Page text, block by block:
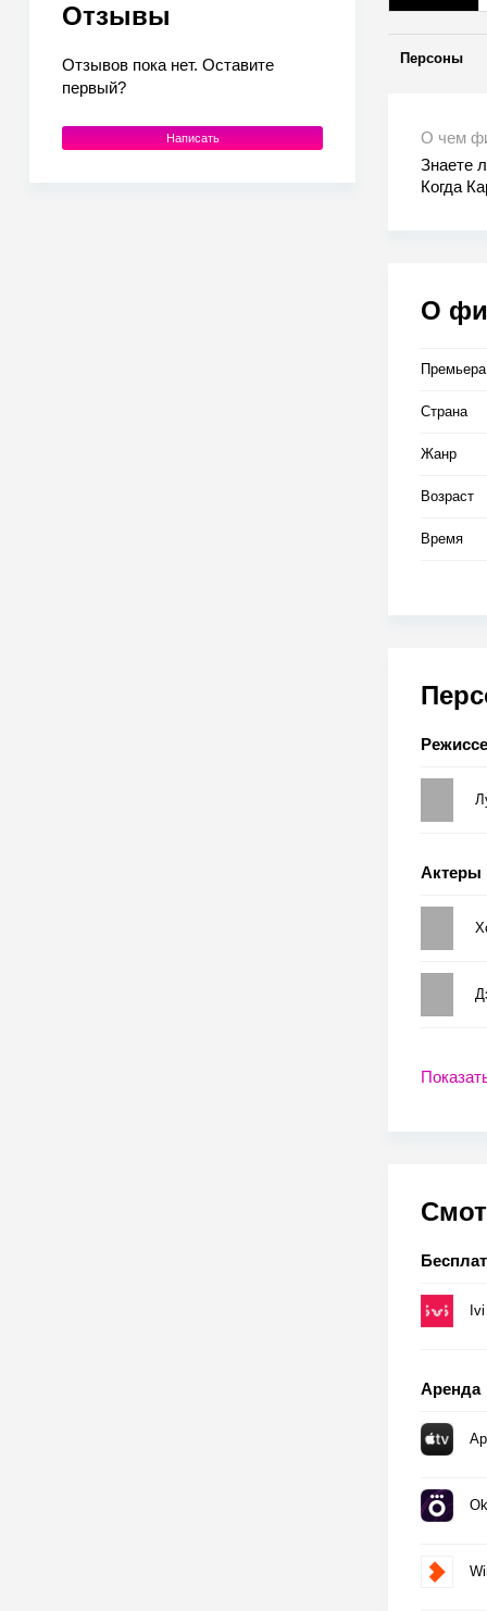
Отзывы
Отзывов пока нет. Оставите
первый?
Написать
Персоны
О чем
Знаете
Когда
О
Страна
Жанр
Возраст
Время
Актеры
Ivi
Аренда